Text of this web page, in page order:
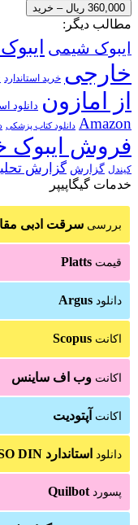
360,000 ریال – خرید
مطالب دیگر:
ایبوک شیمی
خارجی خرید استاندارد
از امازون دانلود
Amazon دانلود کتاب پزشکی
فروش ایبوک
کیندل گزارش گزارش
خدمات گیگاپیپر
بررسی سرقت ادبی
قیمت Platts
دانلود Argus
اکانت Scopus
اکانت وب اف ساینس
اکانت آپتودیت
دانلود استاندارد ISO DIN
پسوردQuilbot